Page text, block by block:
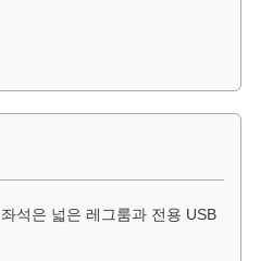
석은 넓은 레그룸과 전용 USB